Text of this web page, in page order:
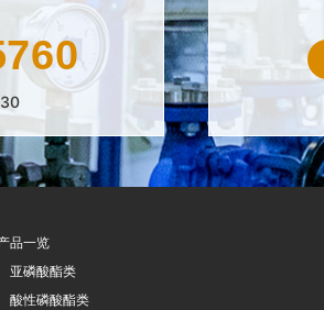
品一览
亚磷酸酯类
酸性磷酸酯类